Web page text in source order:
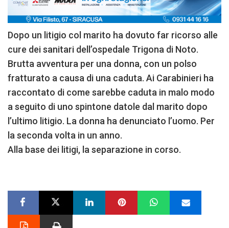
Dopo un litigio col marito ha dovuto far ricorso alle
cure dei sanitari dell’ospedale Trigona di Noto.
Brutta avventura per una donna, con un polso
fratturato a causa di una caduta. Ai Carabinieri ha
raccontato di come sarebbe caduta in malo modo
a seguito di uno spintone datole dal marito dopo
l’ultimo litigio. La donna ha denunciato l’uomo. Per
la seconda volta in un anno.
Alla base dei litigi, la separazione in corso.